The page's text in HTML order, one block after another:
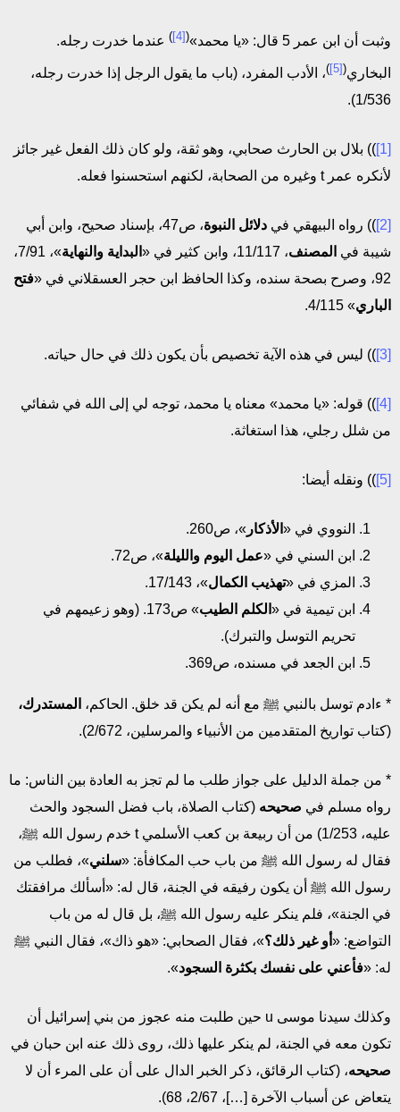
وثبت أن ابن عمر 5 قال: «يا محمد» (
[4]
) عندما خدرت رجله.
البخاري(
[5]
)، الأدب المفرد، (باب ما يقول الرجل إذا خدرت رجله،
1/536).
[1]
)) بلال بن الحارث صحابي، وهو ثقة، ولو كان ذلك الفعل غير جائز
لأنكره عمر t وغيره من الصحابة، لكنهم استحسنوا فعله.
[2] )) رواه البيهقي في دلائل النبوة
، ص47، بإسناد صحيح، وابن أبي
شيبة في المصنف، 11/117، وابن كثير في « البداية والنهاية
»، 7/91،
92، وصرح بصحة سنده، وكذا الحافظ ابن حجر العسقلاني في «
فتح
الباري» 4/115.
[3] )) ليس في هذه الآية تخصيص بأن يكون ذلك في حال حياته.
[4]
)) قوله: «يا محمد» معناه يا محمد، توجه لي إلى الله في شفائي
من شلل رجلي، هذا استغاثة.
[5] )) ونقله أيضا:
النووي في « الأذكار »، ص260.
ابن السني في «عمل اليوم والليلة»، ص72.
المزي في «تهذيب الكمال»، 17/143.
ابن تيمية في « الكلم الطيب
» ص173. (وهو زعيمهم في
تحريم التوسل والتبرك).
ابن الجعد في مسنده، ص369.
* ءادم توسل بالنبي ﷺ مع أنه لم يكن قد خلق. الحاكم، المستدرك،
(كتاب تواريخ المتقدمين من الأنبياء والمرسلين، 2/672).
* من جملة الدليل على جواز طلب ما لم تجز به العادة بين الناس: ما
رواه مسلم في صحيحه (كتاب الصلاة، باب فضل السجود والحث
عليه، 1/253) من أن ربيعة بن كعب الأسلمي t خدم رسول الله ﷺ،
فقال له رسول الله ﷺ من باب حب المكافأة: «سلني»، فطلب من
رسول الله ﷺ أن يكون رفيقه في الجنة، قال له: «أسألك مرافقتك
في الجنة»، فلم ينكر عليه رسول الله ﷺ، بل قال له من باب
التواضع: « أو غير ذلك؟»، فقال الصحابي: «هو ذاك»، فقال النبي ﷺ
له: «فأعني على نفسك بكثرة السجود».
وكذلك سيدنا موسى u حين طلبت منه عجوز من بني إسرائيل أن
تكون معه في الجنة، لم ينكر عليها ذلك، روى ذلك عنه ابن حبان في
صحيحه، (كتاب الرقائق، ذكر الخبر الدال على أن على المرء أن لا
يتعاض عن أسباب الآخرة […]، 2/67، 68).